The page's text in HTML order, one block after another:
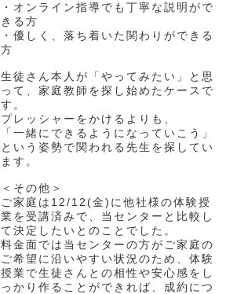
・オンライン指導でも丁寧な説明がで
きる方
・優しく、落ち着いた関わりができる
方
生徒さん本人が「やってみたい」と思
って、家庭教師を探し始めたケースで
す。
プレッシャーをかけるよりも、
「一緒にできるようになっていこう」
という姿勢で関われる先生を探してい
ます。
＜その他＞
ご家庭は12/12(金)に他社様の体験授
業を受講済みで、当センターと比較し
て決定したいとのことでした。
料金面では当センターの方がご家庭の
ご希望に沿いやすい状況のため、体験
授業で生徒さんとの相性や安心感をし
っかり作ることができれば、成約につ